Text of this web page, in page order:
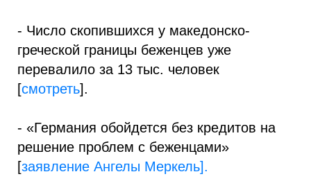
- Число скопившихся у македонско-
греческой границы беженцев уже
перевалило за 13 тыс. человек
[смотреть].
- «Германия обойдется без кредитов на
решение проблем с беженцами»
[заявление Ангелы Меркель].